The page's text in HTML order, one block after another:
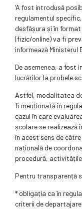
‘A fost introdusă
regulamentul
desfășura și în
(fizic/online) va fi
informează Ministerul
De asemenea, a fost
lucrărilor la probele
Astfel, modalitatea
fi menționată în
cazul în care
școlare se
în acest sens de
națională de
procedură,
Pentru transparență
* obligația ca în
criterii de